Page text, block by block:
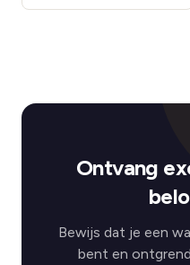
Ontvang
Bewijs dat je een
bent en